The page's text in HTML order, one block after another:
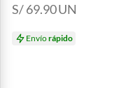
S/ 69.90UN
Envíorápido